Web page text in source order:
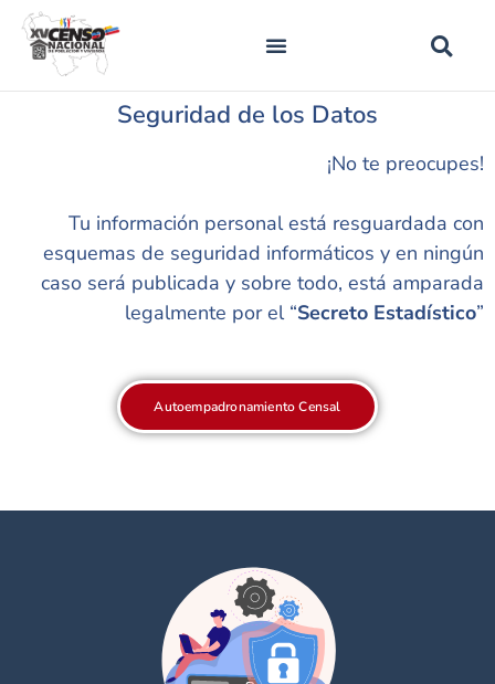
Seguridad de los Datos
¡No te preocupes!
Tu información personal está resguardada con
esquemas de seguridad informáticos y en ningún
caso será publicada y sobre todo, está amparada
legalmente por el “Secreto Estadístico”
Autoempadronamiento Censal